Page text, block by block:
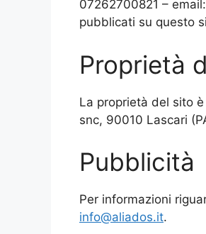
07262700821 – email:
pubblicati su questo
Proprietà
La proprietà del sito
snc, 90010 Lascari
Pubblicità
Per informazioni
info@aliados.it.